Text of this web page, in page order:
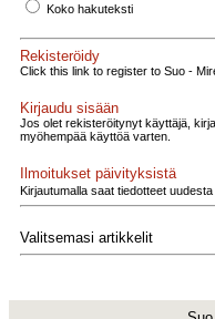
Koko hakuteksti
Rekisteröidy
Click this link to register to Suo -
Kirjaudu sisään
Jos olet rekisteröitynyt käyttäjä,
myöhempää käyttöä varten.
Ilmoitukset päivityksistä
Kirjautumalla saat tiedotteet
Valitsemasi artikkelit